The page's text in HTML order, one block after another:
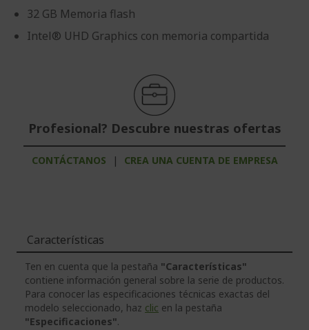
32 GB Memoria flash
Intel® UHD Graphics con memoria compartida
Profesional? Descubre nuestras ofertas
CONTÁCTANOS | CREA UNA CUENTA DE EMPRESA
Características
Ten en cuenta que la pestaña "Características"
contiene información general sobre la serie de productos.
Para conocer las especificaciones técnicas exactas del
modelo seleccionado, haz clic en la pestaña
"Especificaciones".